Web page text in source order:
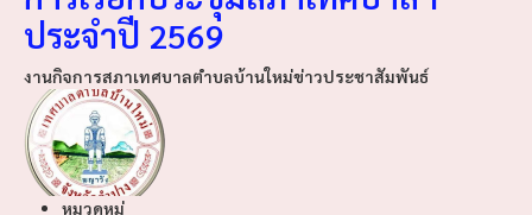
ประจำปี 2569
งานกิจการสภาเทศบาลตำบลบ้านใหม่ข่าวประชาสัมพันธ์
หมวดหมู่